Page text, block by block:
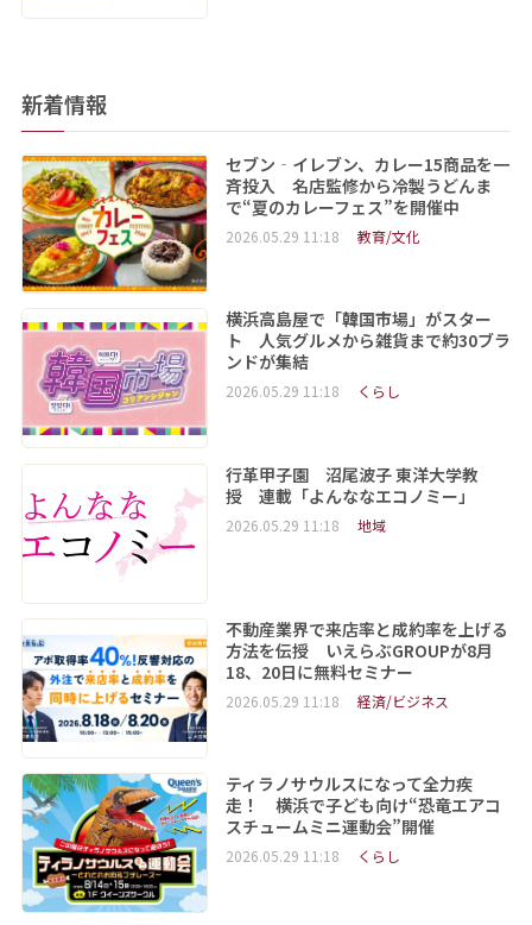
新着情報
セブン‐イレブン、カレー15商品を一
斉投入 名店監修から冷製うどんま
で“夏のカレーフェス”を開催中
2026.05.29 11:18 教育/文化
横浜高島屋で「韓国市場」がスター
ト 人気グルメから雑貨まで約30ブラ
ンドが集結
2026.05.29 11:18 くらし
行革甲子園 沼尾波子 東洋大学教
授 連載「よんななエコノミー」
2026.05.29 11:18 地域
不動産業界で来店率と成約率を上げる
方法を伝授 いえらぶGROUPが8月
18、20日に無料セミナー
2026.05.29 11:18 経済/ビジネス
ティラノサウルスになって全力疾
走！ 横浜で子ども向け“恐竜エアコ
スチュームミニ運動会”開催
2026.05.29 11:18 くらし